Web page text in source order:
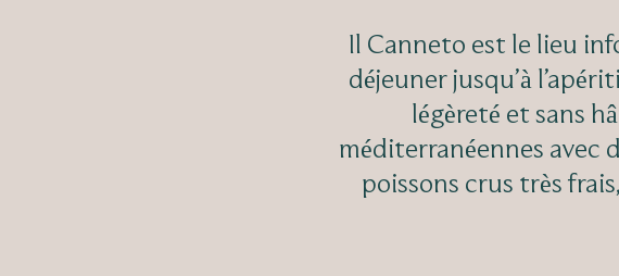
Il Canneto est le lieu
déjeuner jusqu’à
légèreté et sans
méditerranéennes avec
poissons crus très